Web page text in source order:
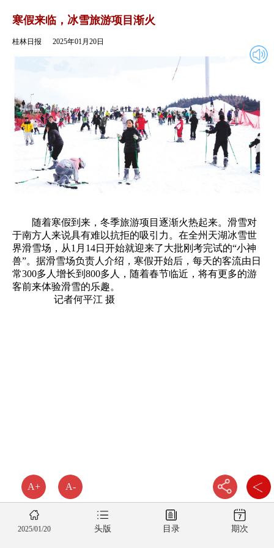
A+ A-
2025年01月20日
寒假来临，冰雪旅游项目渐火
桂林日报 2025年01月20日
随着寒假到来，冬季旅游项目逐渐火热起来。滑雪对
于南方人来说具有难以抗拒的吸引力。在全州天湖冰雪世
界滑雪场，从1月14日开始就迎来了大批刚考完试的“小神
兽”。据滑雪场负责人介绍，寒假开始后，每天的客流由日
常300多人增长到800多人，随着春节临近，将有更多的游
客前来体验滑雪的乐趣。
记者何平江 摄
2025/01/20 头版 目录 期次